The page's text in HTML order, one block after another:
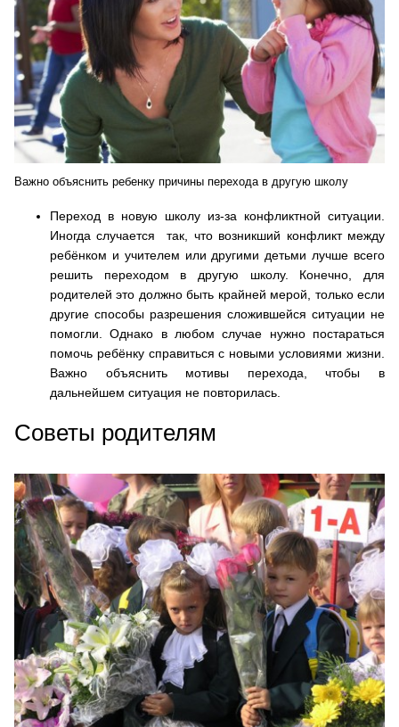
Важно объяснить ребенку причины перехода в другую школу
Переход в новую школу из-за конфликтной ситуации.
Иногда случается так, что возникший конфликт между
ребёнком и учителем или другими детьми лучше всего
решить переходом в другую школу. Конечно, для
родителей это должно быть крайней мерой, только если
другие способы разрешения сложившейся ситуации не
помогли. Однако в любом случае нужно постараться
помочь ребёнку справиться с новыми условиями жизни.
Важно объяснить мотивы перехода, чтобы в
дальнейшем ситуация не повторилась.
Советы родителям